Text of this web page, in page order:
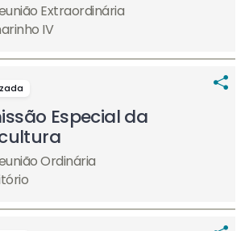
Extraordinária
IV
Especial da
Ordinária